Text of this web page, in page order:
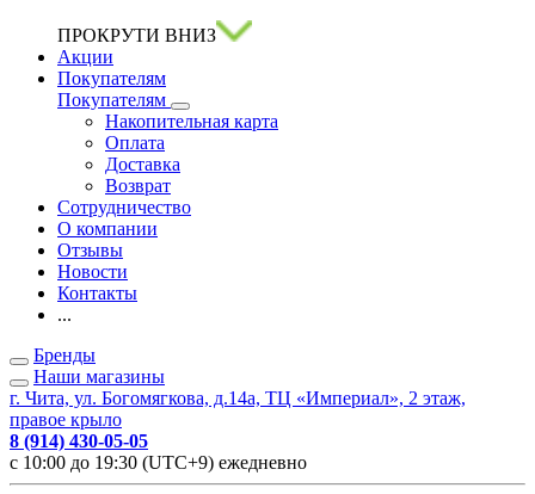
ПРОКРУТИ ВНИЗ
Акции
Покупателям
Покупателям
Накопительная карта
Оплата
Доставка
Возврат
Сотрудничество
О компании
Отзывы
Новости
Контакты
...
Бренды
Наши магазины
г. Чита, ул. Богомягкова, д.14а, ТЦ «Империал», 2 этаж,
правое крыло
8 (914) 430-05-05
с 10:00 до 19:30 (UTC+9) ежедневно